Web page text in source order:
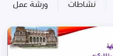
نشاطات ورشة عمل